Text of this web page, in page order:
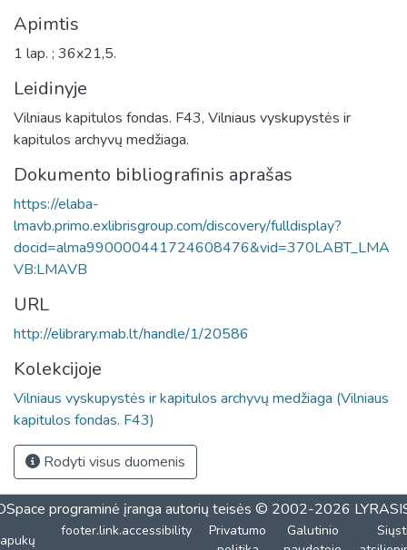
Apimtis
1 lap. ; 36x21,5.
Leidinyje
Vilniaus kapitulos fondas. F43, Vilniaus vyskupystės ir
kapitulos archyvų medžiaga.
Dokumento bibliografinis aprašas
https://elaba-
lmavb.primo.exlibrisgroup.com/discovery/fulldisplay?
docid=alma990000441724608476&vid=370LABT_LMA
VB:LMAVB
URL
http://elibrary.mab.lt/handle/1/20586
Kolekcijoje
Vilniaus vyskupystės ir kapitulos archyvų medžiaga (Vilniaus
kapitulos fondas. F43)
Rodyti visus duomenis
programinė įranga autorių teisės © 2002-2026
footer.link.accessibility
Privatumo
Galutinio